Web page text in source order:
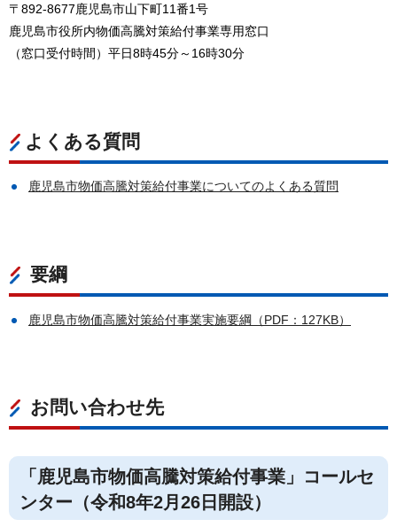
〒892-8677鹿児島市山下町11番1号
鹿児島市役所内物価高騰対策給付事業専用窓口
（窓口受付時間）平日8時45分～16時30分
よくある質問
鹿児島市物価高騰対策給付事業についてのよくある質問
要綱
鹿児島市物価高騰対策給付事業実施要綱（PDF：127KB）
お問い合わせ先
「鹿児島市物価高騰対策給付事業」コールセ
ンター（令和8年2月26日開設）